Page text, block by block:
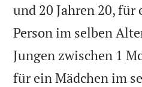
und 20 Jahren 20,
Person im selben
Jungen zwischen 1
für ein Mädchen im